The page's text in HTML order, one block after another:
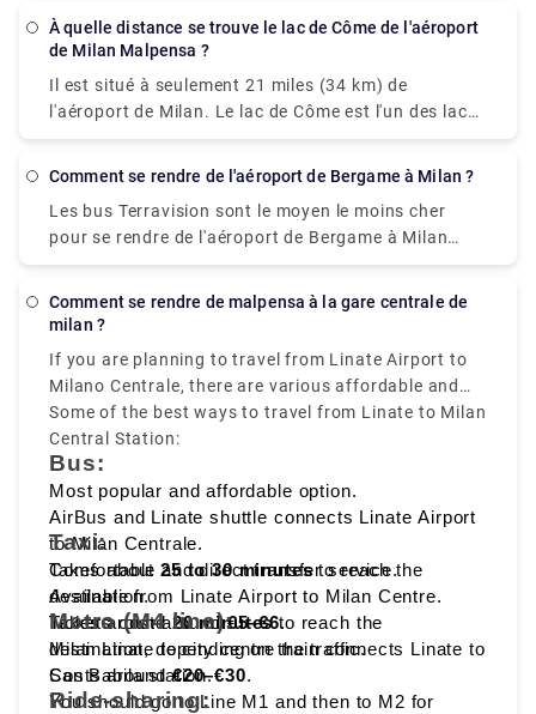
histoire, un art et une culture riches à travers de
grands monuments. Le magnifique Duomo, Santa
Vinci National Museum of Science and Technology,
Galleria Vittorio Emanuele II) et les centres
voyage à Milan en vaut la peine. Certains des
endroits les plus célèbres sont Duomo di Milano,
vous ne pouvez pas visiter Milan sans voir le duomo,
Galleria Vittorio Emanuele II, Teatro alla Scala, Brera
Chiesa di San, Bernardino alle Ossa et Navigli
quartier.
À quelle distance se trouve le lac de Côme de l'aéroport
de Milan Malpensa ?
Il est situé à seulement 21 miles (34 km) de
l'aéroport de Milan. Le lac de Côme est l'un des lacs
les plus impressionnants de la région de Lombardie.
l'aéroport le plus proche du lac de Côme. De
l'aéroport, si vous voulez prendre le train, il y a le
Malpensa Express qui va à Saronno et de là, vous
devez prendre un train pour Côme. le trajet dure
1h30 ou 2h selon l'intervalle de temps pour le
changement. il coûte 17,80 €.
Comment se rendre de l'aéroport de Bergame à Milan ?
Les bus Terravision sont le moyen le moins cher
pour se rendre de l'aéroport de Bergame à Milan
(gare centrale de Milan - Piazza Luigi Savoia). Il
US$) si vous achetez le billet aller-retour. Les bus
toutes les 20 à 30 minutes. La location d'un taxi à
l'aéroport de Bergame est également une option
pratique et rapide. Le trajet en taxi vous coûtera
environ 85€ et vous prendra environ 50 minutes
pour arriver à destination.
Comment se rendre de malpensa à la gare centrale de
milan ?
If you are planning to travel from Linate Airport to
Milano Centrale, there are various affordable and
fast travelling options available likebus, taxi,
metro, and ride sharing
Linate to Milano Centrale, that makes it easy to
reach the heart of the city.
Some of the best ways to travel from Linate to Milan
Central Station:
Bus:
Most popular and affordable option.
AirBus and Linate shuttle connects Linate Airport
to Milan Centrale.
Takes about25 to 30 minutesto reach the
destination.
Tickets cost around€5–€6.
Taxi:
Comfortable and direct transfer service.
Available from Linate Airport to Milan Centre.
Takes around20 minutesto reach the
destination, depending on the traffic.
Costs around€20–€30.
Metro (M4 line):
Milan Linate to city centre train connects Linate to
San Babila station.
You should go to Line M1 and then to M2 for
Ride-sharing: